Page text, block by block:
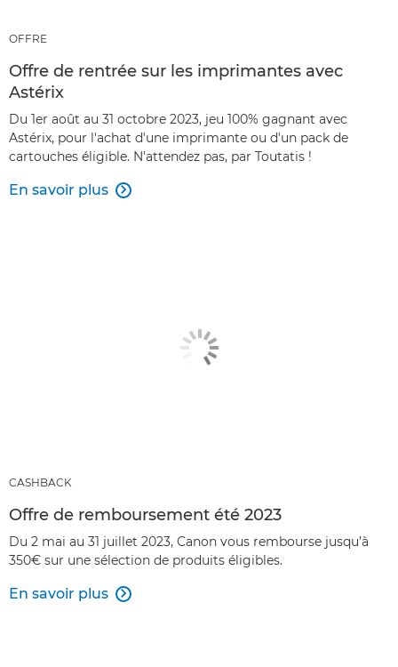
OFFRE
Offre de rentrée sur les imprimantes avec
Astérix
Du 1er août au 31 octobre 2023, jeu 100% gagnant avec
Astérix, pour l'achat d'une imprimante ou d'un pack de
cartouches éligible. N'attendez pas, par Toutatis !
En savoir plus 
CASHBACK
Offre de remboursement été 2023
Du 2 mai au 31 juillet 2023, Canon vous rembourse jusqu’à
350€ sur une sélection de produits éligibles.
En savoir plus 